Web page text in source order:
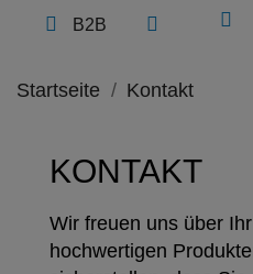
B2B
Startseite Kontakt
KONTAKT
Wir freuen uns über
hochwertigen